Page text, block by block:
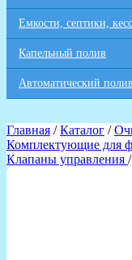
Емкости, септики,
Капельный полив
Автоматический полив
Главная /Каталог /
Комплектующие для
Клапаны управления